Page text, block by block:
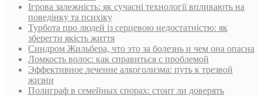
Ігрова залежність: як сучасні технології впливають на
поведінку та психіку
Турбота про людей із серцевою недостатністю: як
зберегти якість життя
Синдром Жильбера, что это за болезнь и чем она опасна
Ломкость волос: как справиться с проблемой
Эффективное лечение алкоголизма: путь к трезвой
жизни
Полиграф в семейных спорах: стоит ли доверять